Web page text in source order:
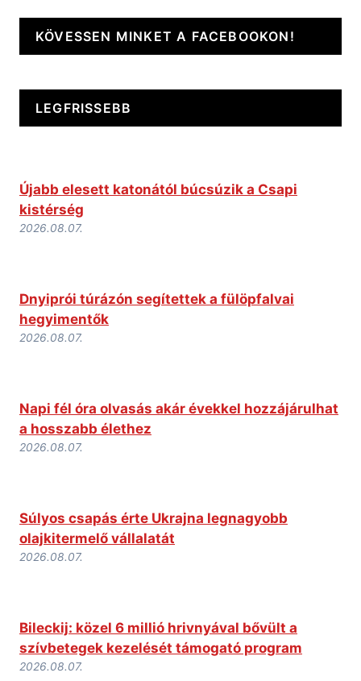
KÖVESSEN MINKET A FACEBOOKON!
LEGFRISSEBB
Újabb elesett katonától búcsúzik a Csapi
kistérség
2026.08.07.
Dnyiprói túrázón segítettek a fülöpfalvai
hegyimentők
2026.08.07.
Napi fél óra olvasás akár évekkel hozzájárulhat
a hosszabb élethez
2026.08.07.
Súlyos csapás érte Ukrajna legnagyobb
olajkitermelő vállalatát
2026.08.07.
Bileckij: közel 6 millió hrivnyával bővült a
szívbetegek kezelését támogató program
2026.08.07.